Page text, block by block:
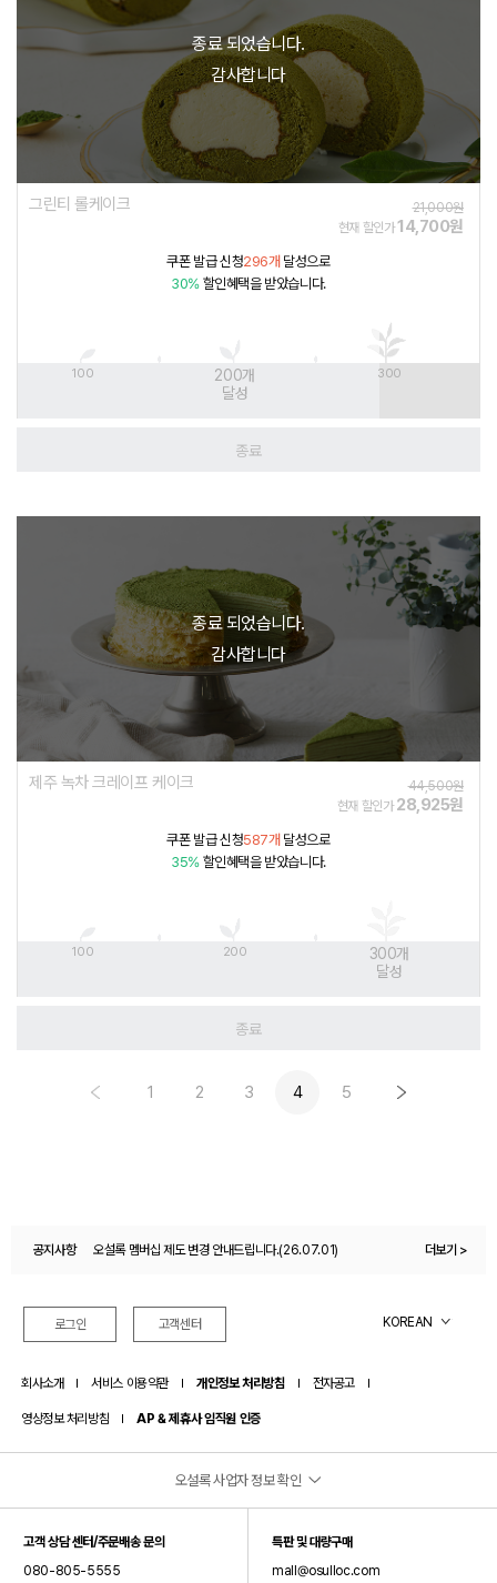
종료 되었습니다.
감사합니다
그린티 롤케이크
21,000원
현재 할인가14,700원
쿠폰 발급 신청296개 달성으로
30%할인혜택을 받았습니다.
100 200개
달성
300
종료
종료 되었습니다.
감사합니다
제주 녹차 크레이프 케이크
44,500원
현재 할인가28,925원
쿠폰 발급 신청587개 달성으로
35%할인혜택을 받았습니다.
100 200 300개
달성
종료
1 2 3 4 5
공지사항
오설록 멤버십 제도 변경 안내드립니다.(26.07.01)
더보기 >
로그인 고객센터 KOREAN
회사소개 서비스 이용약관 개인정보 처리방침 전자공고
영상정보 처리방침 AP & 제휴사 임직원 인증
오설록 사업자 정보 확인
(주)오설록
대표이사: 서혁제
고객 상담 센터/주문배송 문의
080-805-5555
특판 및 대량구매
mall@osulloc.com